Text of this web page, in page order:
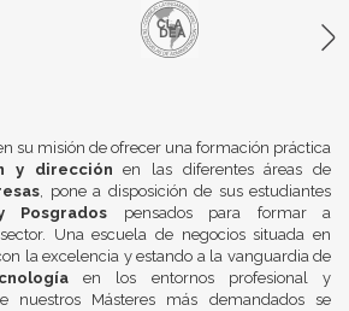
su misión de ofrecer una formación práctica
y dirección en las diferentes áreas de
, pone a disposición de sus estudiantes
Posgrados pensados para formar a
Una escuela de negocios situada en
la excelencia y estando a la vanguardia de
en los entornos profesional y
nuestros Másteres más demandados se